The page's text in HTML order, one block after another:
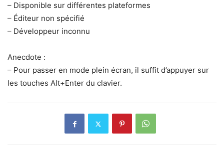
– Disponible sur différentes plateformes
– Éditeur non spécifié
– Développeur inconnu
Anecdote :
– Pour passer en mode plein écran, il suffit d’appuyer sur
les touches Alt+Enter du clavier.